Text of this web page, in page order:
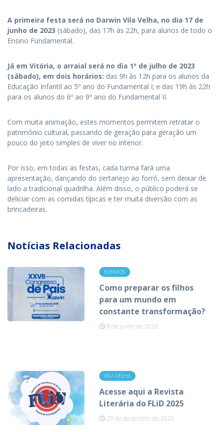
A primeira festa será no Darwin Vila Velha, no dia 17 de
junho de 2023 (sábado), das 17h às 22h, para alunos de todo o
Ensino Fundamental.
Já em Vitória, o arraial será no dia 1º de julho de 2023
(sábado), em dois horários: das 9h às 12h para os alunos da
Educação Infantil ao 5º ano do Fundamental I; e das 19h às 22h
para os alunos do 6º ao 9º ano do Fundamental II.
Com muita animação, estes momentos permitem retratar o
patrimônio cultural, passando de geração para geração um
pouco do jeito simples de viver no interior.
Por isso, em todas as festas, cada turma fará uma
apresentação, dançando do sertanejo ao forró, sem deixar de
lado a tradicional quadrilha. Além disso, o público poderá se
deliciar com as comidas típicas e ter muita diversão com as
brincadeiras.
Notícias Relacionadas
EVENTOS
Como preparar os filhos
para um mundo em
constante transformação?
8 de junho de 2026
VILA VELHA
Acesse aqui a Revista
Literária do FLiD 2025
29 de dezembro de 2025